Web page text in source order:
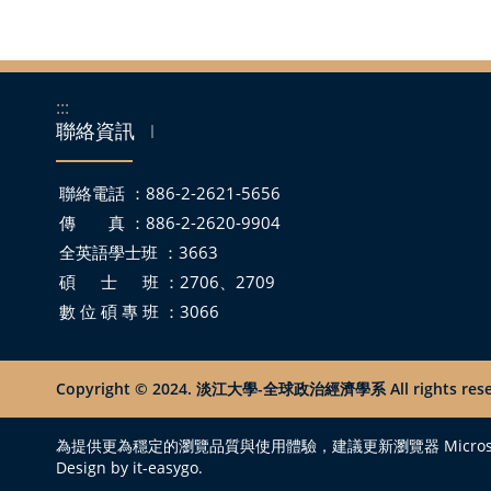
:::
聯絡資訊 ｜
聯絡電話 ：886-2-2621-5656
傳 真 ：886-2-2620-9904
全英語學士班 ：3663
碩 士 班 ：2706、2709
數 位 碩 專 班 ：3066
Copyright © 2024. 淡江大學-全球政治經濟學系 All rights
為提供更為穩定的瀏覽品質與使用體驗，建議更新瀏覽器
Design by it-easygo.